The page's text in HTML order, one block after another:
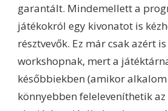
garantált. Mindemellett a
játékokról egy kivonatot is
résztvevők. Ez már csak azért
workshopnak, mert a
későbbiekben (amikor
könnyebben feleleveníthetik az